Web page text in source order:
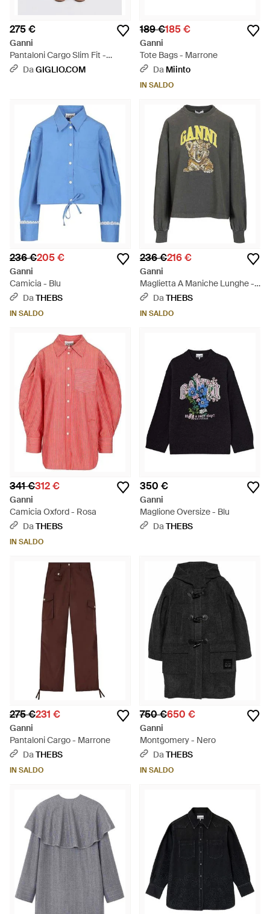
275 €
Ganni
Pantaloni Cargo Slim Fit -
Rosso
DaGIGLIO.COM
189 €185 €
Ganni
Tote Bags - Marrone
Da Miinto
IN SALDO
236 €205 €
Ganni
Camicia - Blu
DaTHEBS
IN SALDO
236 €216 €
Ganni
Maglietta A Maniche Lunghe -
Grigio
DaTHEBS
IN SALDO
341 €312 €
Ganni
Camicia Oxford - Rosa
DaTHEBS
IN SALDO
350 €
Ganni
Maglione Oversize - Blu
DaTHEBS
275 €231 €
Ganni
Pantaloni Cargo - Marrone
DaTHEBS
IN SALDO
750 €650 €
Ganni
Montgomery - Nero
DaTHEBS
IN SALDO